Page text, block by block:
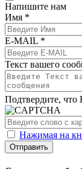
Напишите нам
Имя *
E-MAIL *
Текст вашего
Подтвердите, что
Нажимая на
Отправить